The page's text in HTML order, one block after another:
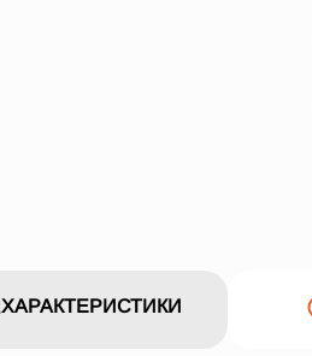
ХАРАКТЕРИСТИКИ